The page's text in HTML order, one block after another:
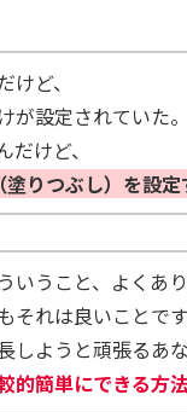
ど、
設定されていた。
けど、
りつぶし）を設定
いうこと、よくあ
それは良いことです
しようと頑張るあ
的簡単にできる方